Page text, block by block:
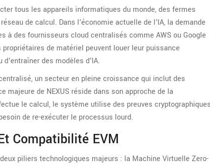
tous les appareils informatiques du monde, des fermes
de calcul. Dans l'économie actuelle de l'IA, la demande
à des fournisseurs cloud centralisés comme AWS ou Google
de matériel peuvent louer leur puissance
d'entraîner des modèles d'IA.
, un secteur en pleine croissance qui inclut des
majeure de NEXUS réside dans son approche de la
le calcul, le système utilise des preuves cryptographiques
de re-exécuter le processus lourd.
Compatibilité EVM
piliers technologiques majeurs : la Machine Virtuelle Zero-